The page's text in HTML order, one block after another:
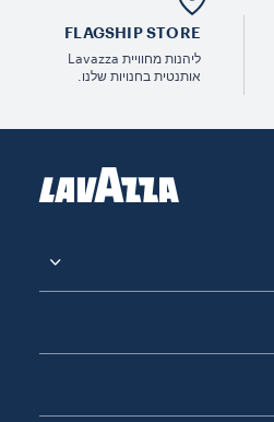
FLAGSHIP STORE
ליהנות מחוויית Lavazza
אותנטית בחנויות שלנו.